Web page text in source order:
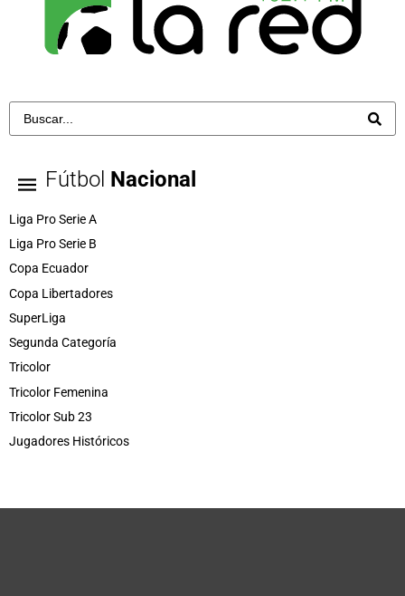
Fútbol Nacional
Liga Pro Serie A
Liga Pro Serie B
Copa Ecuador
Copa Libertadores
SuperLiga
Segunda Categoría
Tricolor
Tricolor Femenina
Tricolor Sub 23
Jugadores Históricos